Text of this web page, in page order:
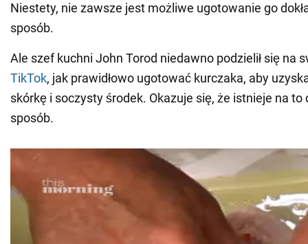
Niestety, nie zawsze jest możliwe ugotowanie go
sposób.
Ale szef kuchni John Torod niedawno podzielił się na
TikTok, jak prawidłowo ugotować kurczaka, aby
skórkę i soczysty środek. Okazuje się, że istnieje na to
sposób.